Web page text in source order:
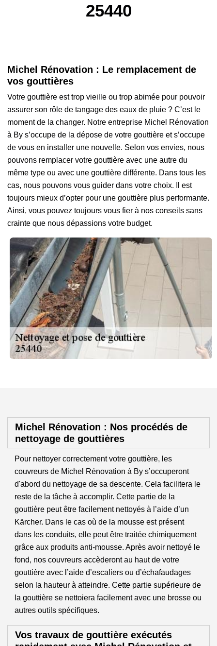
25440
Michel Rénovation : Le remplacement de
vos gouttières
Votre gouttière est trop vieille ou trop abimée pour pouvoir
assurer son rôle de tangage des eaux de pluie ? C’est le
moment de la changer. Notre entreprise Michel Rénovation
à By s’occupe de la dépose de votre gouttière et s’occupe
de vous en installer une nouvelle. Selon vos envies, nous
pouvons remplacer votre gouttière avec une autre du
même type ou avec une gouttière différente. Dans tous les
cas, nous pouvons vous guider dans votre choix. Il est
toujours mieux d’opter pour une gouttière plus performante.
Ainsi, vous pouvez toujours vous fier à nos conseils sans
crainte que nous dépassions votre budget.
Michel Rénovation : Nos procédés de
nettoyage de gouttières
Pour nettoyer correctement votre gouttière, les
couvreurs de Michel Rénovation à By s’occuperont
d'abord du nettoyage de sa descente. Cela facilitera le
reste de la tâche à accomplir. Cette partie de la
gouttière peut être facilement nettoyés à l’aide d’un
Kärcher. Dans le cas où de la mousse est présent
dans les conduits, elle peut être traitée chimiquement
grâce aux produits anti-mousse. Après avoir nettoyé le
fond, nos couvreurs accèderont au haut de votre
gouttière avec l’aide d’escaliers ou d’échafaudages
selon la hauteur à atteindre. Cette partie supérieure de
la gouttière se nettoiera facilement avec une brosse ou
autres outils spécifiques.
Vos travaux de gouttière exécutés